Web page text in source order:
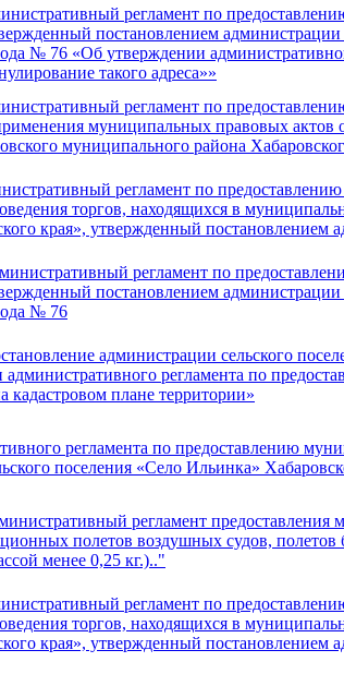
регламент по
постановлением
№ 76 «Об утверждении
такого адреса»»
регламент по
муниципальных правовых актов
муниципального района
регламент по
торгов, находящихся в
края», утвержденный постановлением
регламент по
постановлением
№ 76
администрации сельского
регламента по
кадастровом плане территории»
регламента по предоставлению
поселения «Село Ильинка»
регламент
полетов воздушных судов,
менее 0,25 кг.).."
регламент по
торгов, находящихся в
края», утвержденный постановлением